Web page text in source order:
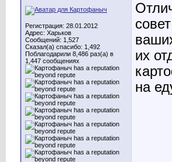
Регистрация: 28.01.2012
Адрес: Харьков
Сообщений: 1,527
Сказал(а) спасибо: 1,492
Поблагодарили 8,486 раз(а) в
1,447 сообщениях
их
на